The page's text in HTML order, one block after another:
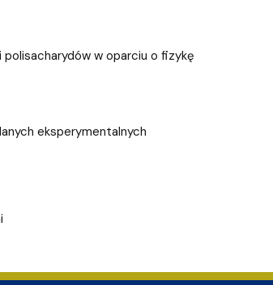
w oparciu o fizykę
eksperymentalnych